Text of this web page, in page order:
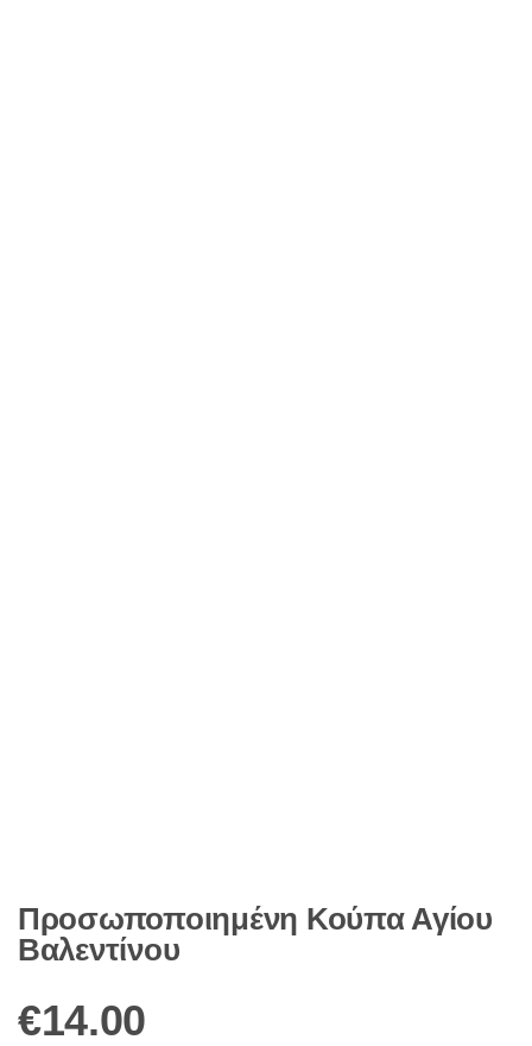
Προσωποποιημένη Κούπα Αγίου
Βαλεντίνου
€14.00